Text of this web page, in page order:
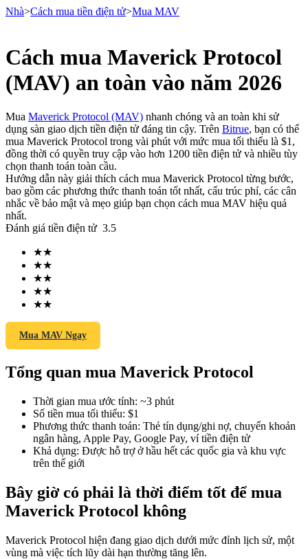
Hợp đồng tương lai
USDT Futures
Futures sử dụng USDT làm tài sản thế chấp
COIN-M Futures
Futures sử dụng token làm tài sản thế chấp
TradFi
Phái sinh cổ phiếu, ngoại hối, kim loại quý và hàng hóa
Nhà>Cách mua tiền điện tử>Mua MAV
Cách mua Maverick Protocol
(MAV) an toàn vào năm 2026
Mua Maverick Protocol (MAV) nhanh chóng và an toàn khi sử
dụng sàn giao dịch tiền điện tử đáng tin cậy. Trên Bitrue, bạn có thể
mua Maverick Protocol trong vài phút với mức mua tối thiểu là $1,
đồng thời có quyền truy cập vào hơn 1200 tiền điện tử và nhiều tùy
chọn thanh toán toàn cầu.
Hướng dẫn này giải thích cách mua Maverick Protocol từng bước,
bao gồm các phương thức thanh toán tốt nhất, cấu trúc phí, các cân
nhắc về bảo mật và mẹo giúp bạn chọn cách mua MAV hiệu quả
nhất.
Đánh giá tiền điện tử 3.5
★★
★★
★★
★★
★★
Mua MAV Ngay
Tổng quan mua Maverick Protocol
Thời gian mua ước tính: ~3 phút
Số tiền mua tối thiểu: $1
Phương thức thanh toán: Thẻ tín dụng/ghi nợ, chuyển khoản
ngân hàng, Apple Pay, Google Pay, ví tiền điện tử
Khả dụng: Được hỗ trợ ở hầu hết các quốc gia và khu vực
trên thế giới
Bây giờ có phải là thời điểm tốt để mua
Maverick Protocol không
Maverick Protocol hiện đang giao dịch dưới mức đỉnh lịch sử, một
vùng mà việc tích lũy dài hạn thường tăng lên.